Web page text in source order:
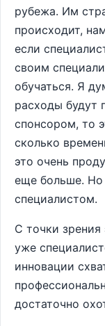
рубежа. Им
происходит,
если
своим
обучаться. Я
расходы
спонсором, то
сколько
это очень
еще больше.
специалистом.
С точки
уже
инновации
достаточно